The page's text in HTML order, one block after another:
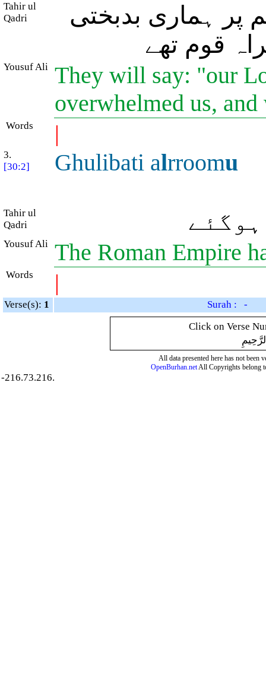
Tahir ul
Qadri
ہماری بدبختی
قوم تھے
Yousuf Ali They will say: "our
overwhelmed us,
Words |
3.
[30:2]
Ghulibati alrroomu
Tahir ul
Qadri
Yousuf Ali The Roman Empire
Words |
Verse(s): 1
Surah : -
Click on Verse
All data presented here has not been
OpenBurhan.netAll Copyrights belong
-216.73.216.